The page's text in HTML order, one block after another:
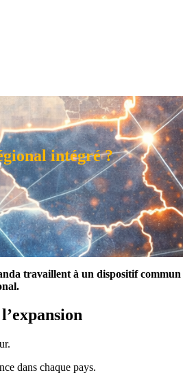
intégré ?
travaillent à un dispositif
dans chaque pays.